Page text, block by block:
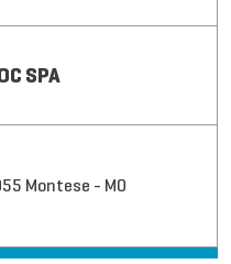
SPA
Montese - MO